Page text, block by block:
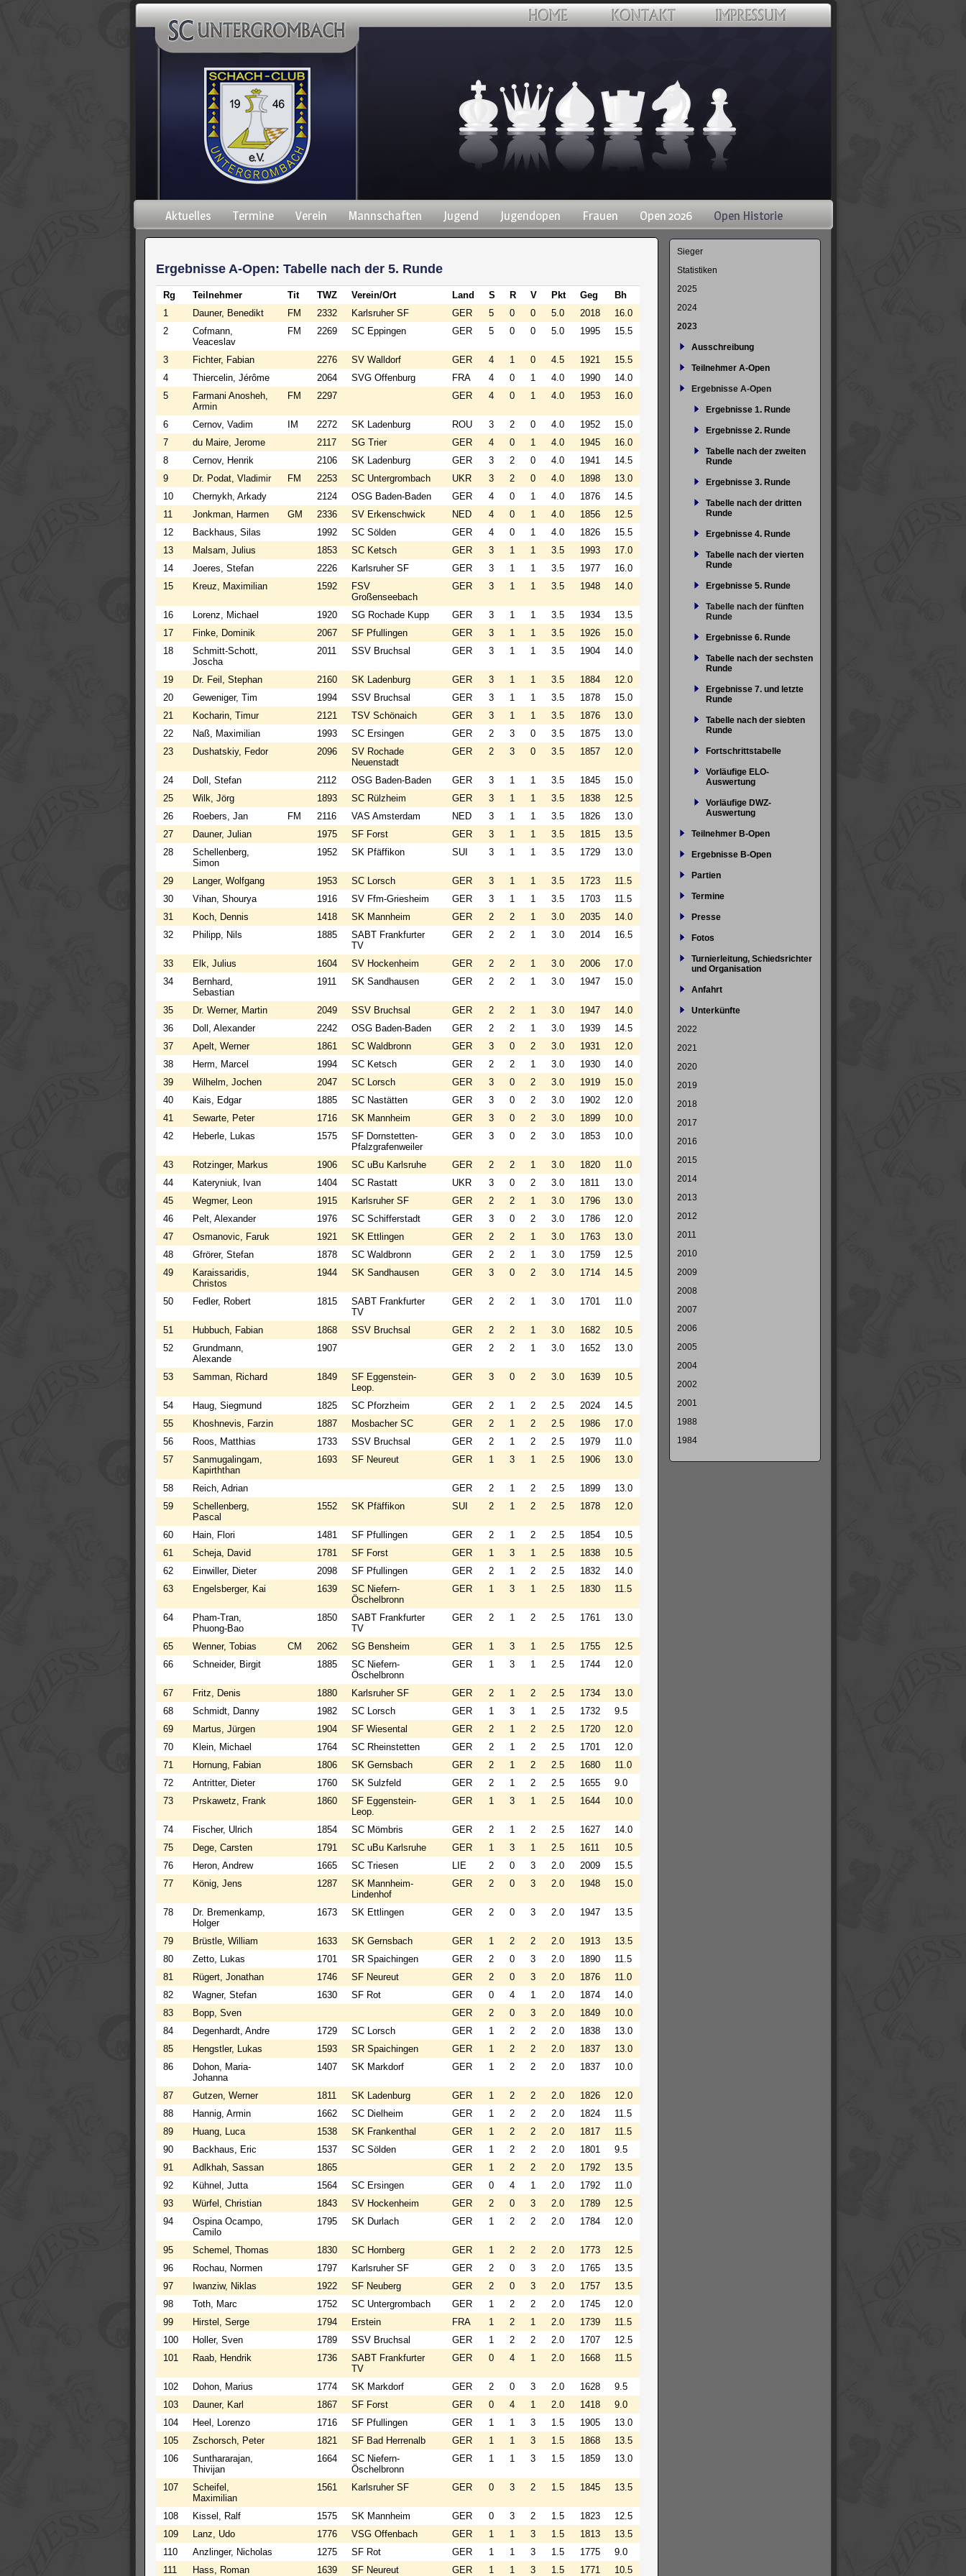
Navigation
überspringen
Aktuelles Termine Verein Mannschaften Jugend Jugendopen Frauen Open 2026 Open Historie
Ergebnisse A-Open: Tabelle nach der 5. Runde
Rg Teilnehmer Tit TWZ Verein/Ort Land S R V Pkt Geg
Bh
1
Dauner, Benedikt FM 2332 Karlsruher SF GER 5 0 0 5.0 2018
16.0
2
Cofmann,
Veaceslav
FM 2269 SC Eppingen GER 5 0 0 5.0 1995 15.5
3 Fichter, Fabian 2276 SV Walldorf GER 4 1 0 4.5 1921
15.5
4
Thiercelin, Jérôme 2064 SVG Offenburg FRA 4 0 1 4.0 1990
14.0
5
Farmani Anosheh,
Armin
FM 2297 GER 4 0 1 4.0 1953 16.0
6 Cernov, Vadim IM 2272 SK Ladenburg ROU 3 2 0 4.0 1952
15.0
7
du Maire, Jerome 2117 SG Trier GER 4 0 1 4.0 1945
16.0
8
Cernov, Henrik 2106 SK Ladenburg GER 3 2 0 4.0 1941
14.5
9
Dr. Podat, Vladimir FM 2253 SC Untergrombach UKR 3 2 0 4.0 1898
13.0
10
Chernykh, Arkady 2124 OSG Baden-Baden GER 4 0 1 4.0 1876
14.5
11
Jonkman, Harmen GM 2336 SV Erkenschwick NED 4 0 1 4.0 1856
12.5
12
Backhaus, Silas 1992 SC Sölden GER 4 0 1 4.0 1826
15.5
13
Malsam, Julius 1853 SC Ketsch GER 3 1 1 3.5 1993
17.0
14
Joeres, Stefan 2226 Karlsruher SF GER 3 1 1 3.5 1977
16.0
15
Kreuz, Maximilian 1592
FSV
Großenseebach
GER 3 1 1 3.5 1948 14.0
16 Lorenz, Michael 1920 SG Rochade Kupp GER 3 1 1 3.5 1934
13.5
17
Finke, Dominik 2067 SF Pfullingen GER 3 1 1 3.5 1926
15.0
18
Schmitt-Schott,
Joscha
2011 SSV Bruchsal GER 3 1 1 3.5 1904 14.0
19 Dr. Feil, Stephan 2160 SK Ladenburg GER 3 1 1 3.5 1884
12.0
20
Geweniger, Tim 1994 SSV Bruchsal GER 3 1 1 3.5 1878
15.0
21
Kocharin, Timur 2121 TSV Schönaich GER 3 1 1 3.5 1876
13.0
22
Naß, Maximilian 1993 SC Ersingen GER 2 3 0 3.5 1875
13.0
23
Dushatskiy, Fedor 2096
SV Rochade
Neuenstadt
GER 2 3 0 3.5 1857 12.0
24 Doll, Stefan 2112 OSG Baden-Baden GER 3 1 1 3.5 1845
15.0
25
Wilk, Jörg 1893 SC Rülzheim GER 3 1 1 3.5 1838
12.5
26
Roebers, Jan FM 2116 VAS Amsterdam NED 3 1 1 3.5 1826
13.0
27
Dauner, Julian 1975 SF Forst GER 3 1 1 3.5 1815
13.5
28
Schellenberg,
Simon
1952 SK Pfäffikon SUI 3 1 1 3.5 1729 13.0
29 Langer, Wolfgang 1953 SC Lorsch GER 3 1 1 3.5 1723
11.5
30
Vihan, Shourya 1916 SV Ffm-Griesheim GER 3 1 1 3.5 1703
11.5
31
Koch, Dennis 1418 SK Mannheim GER 2 2 1 3.0 2035
14.0
32
Philipp, Nils 1885
SABT Frankfurter
TV
GER 2 2 1 3.0 2014 16.5
33 Elk, Julius 1604 SV Hockenheim GER 2 2 1 3.0 2006
17.0
34
Bernhard,
Sebastian
1911 SK Sandhausen GER 2 2 1 3.0 1947 15.0
35 Dr. Werner, Martin 2049 SSV Bruchsal GER 2 2 1 3.0 1947
14.0
36
Doll, Alexander 2242 OSG Baden-Baden GER 2 2 1 3.0 1939
14.5
37
Apelt, Werner 1861 SC Waldbronn GER 3 0 2 3.0 1931
12.0
38
Herm, Marcel 1994 SC Ketsch GER 2 2 1 3.0 1930
14.0
39
Wilhelm, Jochen 2047 SC Lorsch GER 3 0 2 3.0 1919
15.0
40
Kais, Edgar 1885 SC Nastätten GER 3 0 2 3.0 1902
12.0
41
Sewarte, Peter 1716 SK Mannheim GER 3 0 2 3.0 1899
10.0
42
Heberle, Lukas 1575
SF Dornstetten-
Pfalzgrafenweiler
GER 3 0 2 3.0 1853 10.0
43 Rotzinger, Markus 1906 SC uBu Karlsruhe GER 2 2 1 3.0 1820
11.0
44
Kateryniuk, Ivan 1404 SC Rastatt UKR 3 0 2 3.0 1811
13.0
45
Wegmer, Leon 1915 Karlsruher SF GER 2 2 1 3.0 1796
13.0
46
Pelt, Alexander 1976 SC Schifferstadt GER 3 0 2 3.0 1786
12.0
47
Osmanovic, Faruk 1921 SK Ettlingen GER 2 2 1 3.0 1763
13.0
48
Gfrörer, Stefan 1878 SC Waldbronn GER 2 2 1 3.0 1759
12.5
49
Karaissaridis,
Christos
1944 SK Sandhausen GER 3 0 2 3.0 1714 14.5
50 Fedler, Robert 1815
SABT Frankfurter
TV
GER 2 2 1 3.0 1701 11.0
51 Hubbuch, Fabian 1868 SSV Bruchsal GER 2 2 1 3.0 1682
10.5
52
Grundmann,
Alexande
1907 GER 2 2 1 3.0 1652 13.0
53 Samman, Richard 1849
SF Eggenstein-
Leop.
GER 3 0 2 3.0 1639 10.5
54 Haug, Siegmund 1825 SC Pforzheim GER 2 1 2 2.5 2024
14.5
55
Khoshnevis, Farzin 1887 Mosbacher SC GER 2 1 2 2.5 1986
17.0
56
Roos, Matthias 1733 SSV Bruchsal GER 2 1 2 2.5 1979
11.0
57
Sanmugalingam,
Kapirththan
1693 SF Neureut GER 1 3 1 2.5 1906 13.0
58 Reich, Adrian GER 2 1 2 2.5 1899
13.0
59
Schellenberg,
Pascal
1552 SK Pfäffikon SUI 2 1 2 2.5 1878 12.0
60 Hain, Flori 1481 SF Pfullingen GER 2 1 2 2.5 1854
10.5
61
Scheja, David 1781 SF Forst GER 1 3 1 2.5 1838
10.5
62
Einwiller, Dieter 2098 SF Pfullingen GER 2 1 2 2.5 1832
14.0
63
Engelsberger, Kai 1639
SC Niefern-
Öschelbronn
GER 1 3 1 2.5 1830 11.5
64
Pham-Tran,
Phuong-Bao
1850
SABT Frankfurter
TV
GER 2 1 2 2.5 1761 13.0
65 Wenner, Tobias CM 2062 SG Bensheim GER 1 3 1 2.5 1755
12.5
66
Schneider, Birgit 1885
SC Niefern-
Öschelbronn
GER 1 3 1 2.5 1744 12.0
67 Fritz, Denis 1880 Karlsruher SF GER 2 1 2 2.5 1734
13.0
68
Schmidt, Danny 1982 SC Lorsch GER 1 3 1 2.5 1732
9.5
69
Martus, Jürgen 1904 SF Wiesental GER 2 1 2 2.5 1720
12.0
70
Klein, Michael 1764 SC Rheinstetten GER 2 1 2 2.5 1701
12.0
71
Hornung, Fabian 1806 SK Gernsbach GER 2 1 2 2.5 1680
11.0
72
Antritter, Dieter 1760 SK Sulzfeld GER 2 1 2 2.5 1655
9.0
73
Prskawetz, Frank 1860
SF Eggenstein-
Leop.
GER 1 3 1 2.5 1644 10.0
74 Fischer, Ulrich 1854 SC Mömbris GER 2 1 2 2.5 1627
14.0
75
Dege, Carsten 1791 SC uBu Karlsruhe GER 1 3 1 2.5 1611
10.5
76
Heron, Andrew 1665 SC Triesen LIE 2 0 3 2.0 2009
15.5
77
König, Jens 1287
SK Mannheim-
Lindenhof
GER 2 0 3 2.0 1948 15.0
78
Dr. Bremenkamp,
Holger
1673 SK Ettlingen GER 2 0 3 2.0 1947 13.5
79 Brüstle, William 1633 SK Gernsbach GER 1 2 2 2.0 1913
13.5
80
Zetto, Lukas 1701 SR Spaichingen GER 2 0 3 2.0 1890
11.5
81
Rügert, Jonathan 1746 SF Neureut GER 2 0 3 2.0 1876
11.0
82
Wagner, Stefan 1630 SF Rot GER 0 4 1 2.0 1874
14.0
83
Bopp, Sven GER 2 0 3 2.0 1849
10.0
84
Degenhardt, Andre 1729 SC Lorsch GER 1 2 2 2.0 1838
13.0
85
Hengstler, Lukas 1593 SR Spaichingen GER 1 2 2 2.0 1837
13.0
86
Dohon, Maria-
Johanna
1407 SK Markdorf GER 1 2 2 2.0 1837 10.0
87 Gutzen, Werner 1811 SK Ladenburg GER 1 2 2 2.0 1826
12.0
88
Hannig, Armin 1662 SC Dielheim GER 1 2 2 2.0 1824
11.5
89
Huang, Luca 1538 SK Frankenthal GER 1 2 2 2.0 1817
11.5
90
Backhaus, Eric 1537 SC Sölden GER 1 2 2 2.0 1801
9.5
91
Adlkhah, Sassan 1865 GER 1 2 2 2.0 1792
13.5
92
Kühnel, Jutta 1564 SC Ersingen GER 0 4 1 2.0 1792
11.0
93
Würfel, Christian 1843 SV Hockenheim GER 2 0 3 2.0 1789
12.5
94
Ospina Ocampo,
Camilo
1795 SK Durlach GER 1 2 2 2.0 1784 12.0
95 Schemel, Thomas 1830 SC Hornberg GER 1 2 2 2.0 1773
12.5
96
Rochau, Normen 1797 Karlsruher SF GER 2 0 3 2.0 1765
13.5
97
Iwanziw, Niklas 1922 SF Neuberg GER 2 0 3 2.0 1757
13.5
98
Toth, Marc 1752 SC Untergrombach GER 1 2 2 2.0 1745
12.0
99
Hirstel, Serge 1794 Erstein FRA 1 2 1 2.0 1739
11.5
100
Holler, Sven 1789 SSV Bruchsal GER 1 2 2 2.0 1707
12.5
101
Raab, Hendrik 1736
SABT Frankfurter
TV
GER 0 4 1 2.0 1668 11.5
102 Dohon, Marius 1774 SK Markdorf GER 2 0 3 2.0 1628
9.5
103
Dauner, Karl 1867 SF Forst GER 0 4 1 2.0 1418
9.0
104
Heel, Lorenzo 1716 SF Pfullingen GER 1 1 3 1.5 1905
13.0
105
Zschorsch, Peter 1821 SF Bad Herrenalb GER 1 1 3 1.5 1868
13.5
106
Sunthararajan,
Thivijan
1664
SC Niefern-
Öschelbronn
GER 1 1 3 1.5 1859 13.0
107
Scheifel,
Maximilian
1561 Karlsruher SF GER 0 3 2 1.5 1845 13.5
108 Kissel, Ralf 1575 SK Mannheim GER 0 3 2 1.5 1823
12.5
109
Lanz, Udo 1776 VSG Offenbach GER 1 1 3 1.5 1813
13.5
110
Anzlinger, Nicholas 1275 SF Rot GER 1 1 3 1.5 1775
9.0
111
Hass, Roman 1639 SF Neureut GER 1 1 3 1.5 1771 10.5
Navigation
Sieger
Statistiken
2025
2024
2023
Ausschreibung
Teilnehmer A-Open
Ergebnisse A-Open
Ergebnisse 1. Runde
Ergebnisse 2. Runde
Tabelle nach der zweiten
Runde
Ergebnisse 3. Runde
Tabelle nach der dritten
Runde
Ergebnisse 4. Runde
Tabelle nach der vierten
Runde
Ergebnisse 5. Runde
Tabelle nach der fünften
Runde
Ergebnisse 6. Runde
Tabelle nach der sechsten
Runde
Ergebnisse 7. und letzte
Runde
Tabelle nach der siebten
Runde
Fortschrittstabelle
Vorläufige ELO-
Auswertung
Vorläufige DWZ-
Auswertung
Teilnehmer B-Open
Ergebnisse B-Open
Partien
Termine
Presse
Fotos
Turnierleitung, Schiedsrichter
und Organisation
Anfahrt
Unterkünfte
2022
2021
2020
2019
2018
2017
2016
2015
2014
2013
2012
2011
2010
2009
2008
2007
2006
2005
2004
2002
2001
1988
1984